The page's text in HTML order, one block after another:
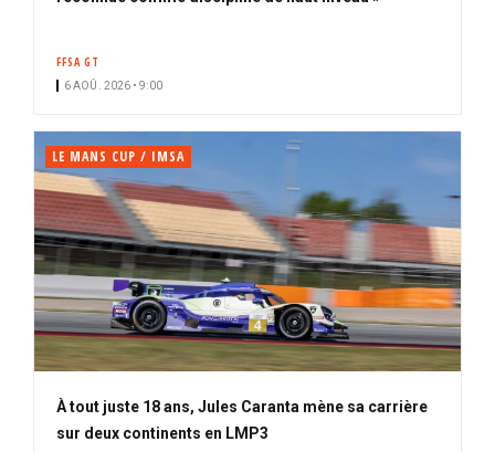
FFSA GT
6 AOÛ. 2026 • 9:00
LE MANS CUP / IMSA
À tout juste 18 ans, Jules Caranta mène sa carrière
sur deux continents en LMP3